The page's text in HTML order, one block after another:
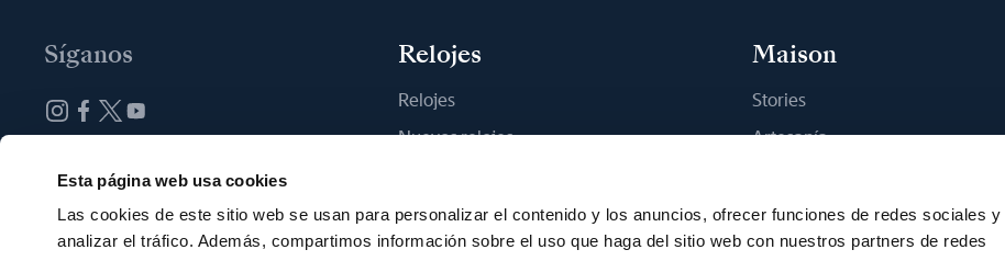
Esta página web usa cookies
Las cookies de este sitio web se usan para personalizar el contenido y los anuncios, ofrecer funciones de redes sociales y
analizar el tráfico. Además, compartimos información sobre el uso que haga del sitio web con nuestros partners de redes
Síganos Relojes
Relojes
Nuevos relojes
Maison
Stories
Artesanía
Sostenibilidad
Empleo